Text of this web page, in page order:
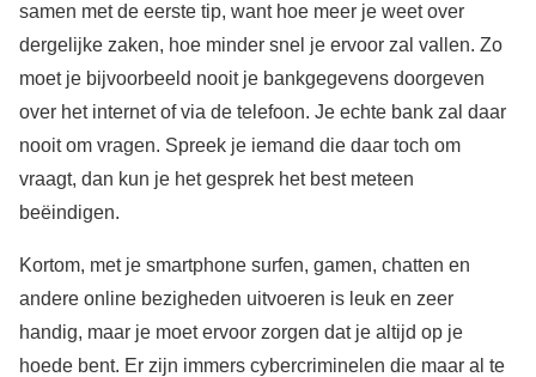
samen met de eerste tip, want hoe meer je weet over
dergelijke zaken, hoe minder snel je ervoor zal vallen. Zo
moet je bijvoorbeeld nooit je bankgegevens doorgeven
over het internet of via de telefoon. Je echte bank zal daar
nooit om vragen. Spreek je iemand die daar toch om
vraagt, dan kun je het gesprek het best meteen
beëindigen.
Kortom, met je smartphone surfen, gamen, chatten en
andere online bezigheden uitvoeren is leuk en zeer
handig, maar je moet ervoor zorgen dat je altijd op je
hoede bent. Er zijn immers cybercriminelen die maar al te